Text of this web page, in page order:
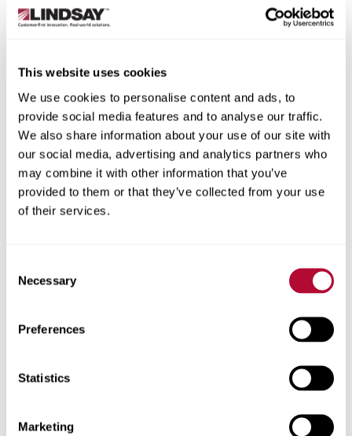
This website uses cookies
We use cookies to personalise content and ads, to
provide social media features and to analyse our traffic.
We also share information about your use of our site with
our social media, advertising and analytics partners who
may combine it with other information that you’ve
provided to them or that they’ve collected from your use
of their services.
Selection
Necessary
Preferences
Statistics
Marketing
المدينة